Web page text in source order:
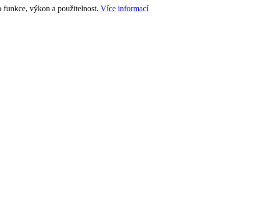
funkce, výkon a použitelnost. Více informací